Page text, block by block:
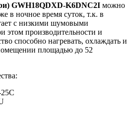
GWH18QDXD-K6DNC2I можно
в ночное время суток, т.к. в
с низкими шумовыми
этом производительности и
способно нагревать, охлаждать и
площадью до 52
25С